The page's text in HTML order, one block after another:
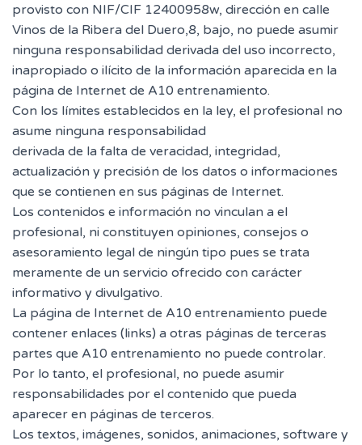
provisto con NIF/CIF 12400958w, dirección en calle
Vinos de la Ribera del Duero,8, bajo, no puede asumir
ninguna responsabilidad derivada del uso incorrecto,
inapropiado o ilícito de la información aparecida en la
página de Internet de A10 entrenamiento.
Con los límites establecidos en la ley, el profesional no
asume ninguna responsabilidad
derivada de la falta de veracidad, integridad,
actualización y precisión de los datos o informaciones
que se contienen en sus páginas de Internet.
Los contenidos e información no vinculan a el
profesional, ni constituyen opiniones, consejos o
asesoramiento legal de ningún tipo pues se trata
meramente de un servicio ofrecido con carácter
informativo y divulgativo.
La página de Internet de A10 entrenamiento puede
contener enlaces (links) a otras páginas de terceras
partes que A10 entrenamiento no puede controlar.
Por lo tanto, el profesional, no puede asumir
responsabilidades por el contenido que pueda
aparecer en páginas de terceros.
Los textos, imágenes, sonidos, animaciones, software y